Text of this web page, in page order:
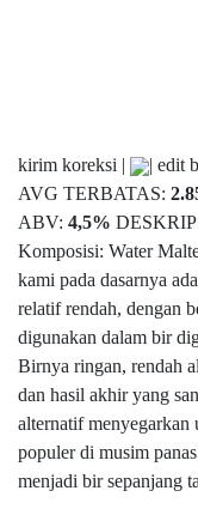
kirim koreksi | | edit
AVG TERBATAS:
ABV: 4,5%
Komposisi: Water
kami pada dasarnya
relatif rendah, dengan
digunakan dalam bir
Birnya ringan, rendah
dan hasil akhir yang
alternatif
populer di musim
menjadi bir sepanjang